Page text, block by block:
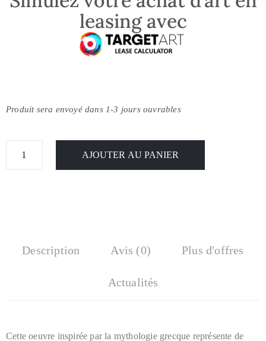
leasing avec
Produit sera envoyé dans 1-3 jours ouvrables
AJOUTER AU PANIER
Description Avis (0) Plus d'offres
Actualités
Cette oeuvre inspirée par la mythologie grecque représente de